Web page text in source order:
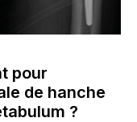
pour
de hanche
?